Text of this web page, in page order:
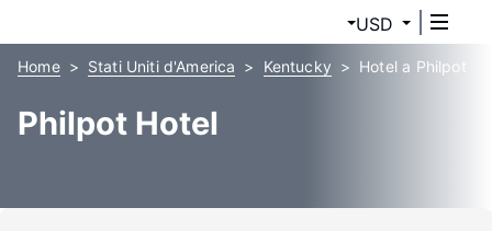
USD
Home Stati Uniti d'America Kentucky Hotel a Philpot
Philpot Hotel